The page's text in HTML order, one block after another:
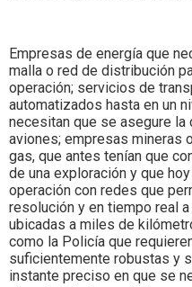
Empresas de energía que
malla o red de distribución
operación; servicios de
automatizados hasta en un
necesitan que se asegure
aviones; empresas mineras
gas, que antes tenían que
de una exploración y que
operación con redes que
resolución y en tiempo real
ubicadas a miles de
como la Policía que
suficientemente robustas y
instante preciso en que se